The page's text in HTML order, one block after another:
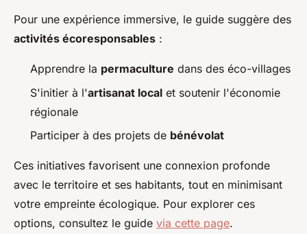
Pour une expérience immersive, le guide suggère des
activités écoresponsables :
Apprendre la permaculture dans des éco-villages
S'initier à l'artisanat local et soutenir l'économie
régionale
Participer à des projets de bénévolat
Ces initiatives favorisent une connexion profonde
avec le territoire et ses habitants, tout en minimisant
votre empreinte écologique. Pour explorer ces
options, consultez le guide via cette page.